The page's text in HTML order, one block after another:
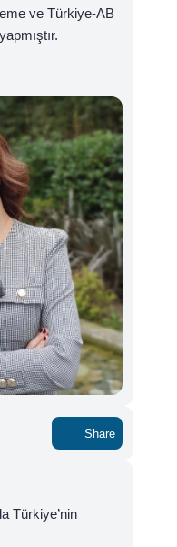
ve Türkiye-AB
Share
Türkiye’nin